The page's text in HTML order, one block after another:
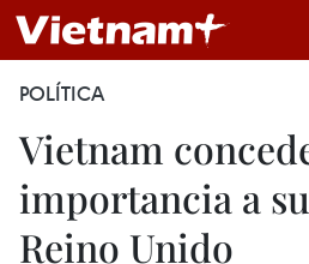
POLÍTICA
Vietnam
importancia a
Reino Unido